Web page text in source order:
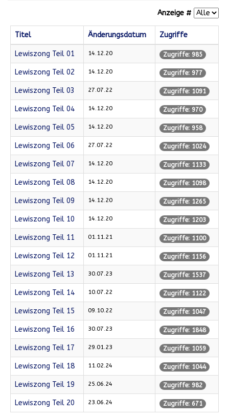
Anzeige #
Titel Änderungsdatum Zugriffe
Lewiszong Teil 01 14.12.20 Zugriffe: 985
Lewiszong Teil 02 14.12.20 Zugriffe: 977
Lewiszong Teil 03 27.07.22 Zugriffe: 1091
Lewiszong Teil 04 14.12.20 Zugriffe: 970
Lewiszong Teil 05 14.12.20 Zugriffe: 958
Lewiszong Teil 06 27.07.22 Zugriffe: 1024
Lewiszong Teil 07 14.12.20 Zugriffe: 1133
Lewiszong Teil 08 14.12.20 Zugriffe: 1098
Lewiszong Teil 09 14.12.20 Zugriffe: 1265
Lewiszong Teil 10 14.12.20 Zugriffe: 1203
Lewiszong Teil 11 01.11.21 Zugriffe: 1100
Lewiszong Teil 12 01.11.21 Zugriffe: 1156
Lewiszong Teil 13 30.07.23 Zugriffe: 1537
Lewiszong Teil 14 10.07.22 Zugriffe: 1122
Lewiszong Teil 15 09.10.22 Zugriffe: 1047
Lewiszong Teil 16 30.07.23 Zugriffe: 1848
Lewiszong Teil 17 29.01.23 Zugriffe: 1059
Lewiszong Teil 18 11.02.24 Zugriffe: 1044
Lewiszong Teil 19 25.06.24 Zugriffe: 982
Lewiszong Teil 20 23.06.24 Zugriffe: 671